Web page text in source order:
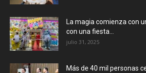
La magia comienza con
con una fiesta...
julio 31, 2025
Más de 40 mil personas